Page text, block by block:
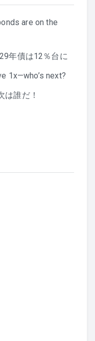
are on the
年債は12％台に
1x—who’s next?
は誰だ！